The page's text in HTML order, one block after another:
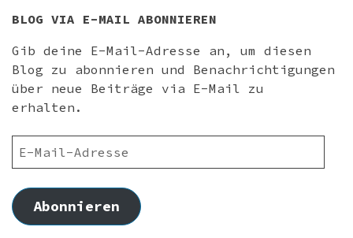
BLOG VIA E-MAIL ABONNIEREN
Gib deine E-Mail-Adresse an, um diesen
Blog zu abonnieren und Benachrichtigungen
über neue Beiträge via E-Mail zu
erhalten.
Abonnieren